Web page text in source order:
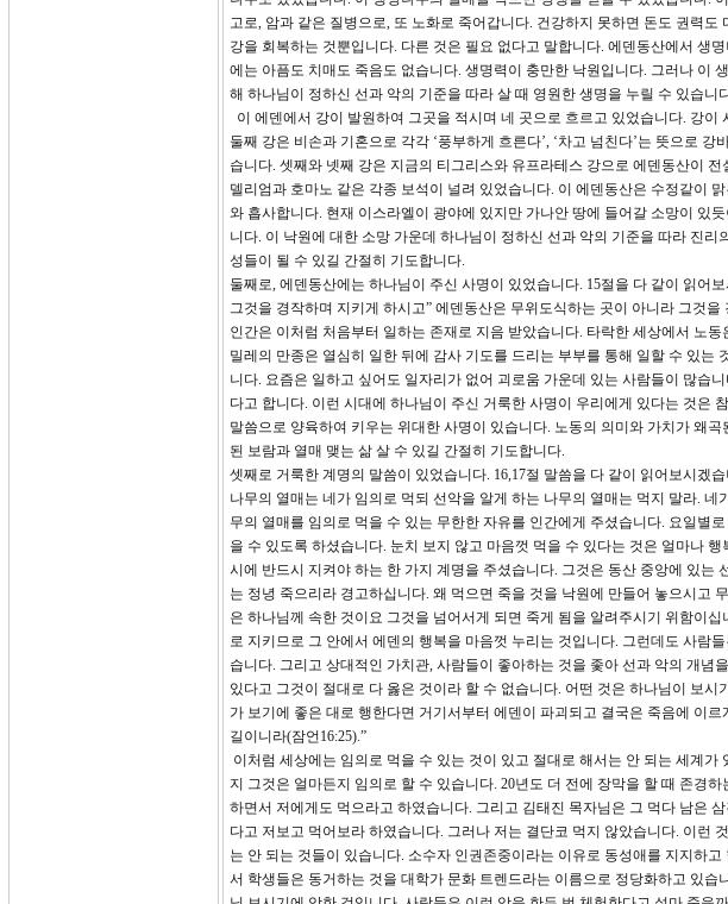
고로, 암과 같은 질병으로, 또 노화로 죽어갑니다. 건강하지 못하면 돈도 권력
강을 회복하는 것뿐입니다. 다른 것은 필요 없다고 말합니다. 에덴동산에서 생
에는 아픔도 치매도 죽음도 없습니다. 생명력이 충만한 낙원입니다. 그러나 이
해 하나님이 정하신 선과 악의 기준을 따라 살 때 영원한 생명을 누릴 수 있습니
이 에덴에서 강이 발원하여 그곳을 적시며 네 곳으로 흐르고 있었습니다. 강
둘째 강은 비손과 기혼으로 각각 ‘풍부하게 흐른다’, ‘차고 넘친다’는 뜻으로
습니다. 셋째와 넷째 강은 지금의 티그리스와 유프라테스 강으로 에덴동산이
델리엄과 호마노 같은 각종 보석이 널려 있었습니다. 이 에덴동산은 수정같이
와 흡사합니다. 현재 이스라엘이 광야에 있지만 가나안 땅에 들어갈 소망이 있
니다. 이 낙원에 대한 소망 가운데 하나님이 정하신 선과 악의 기준을 따라 진
성들이 될 수 있길 간절히 기도합니다.
둘째로, 에덴동산에는 하나님이 주신 사명이 있었습니다. 15절을 다 같이 읽어
그것을 경작하며 지키게 하시고” 에덴동산은 무위도식하는 곳이 아니라 그것
인간은 이처럼 처음부터 일하는 존재로 지음 받았습니다. 타락한 세상에서 노
밀레의 만종은 열심히 일한 뒤에 감사 기도를 드리는 부부를 통해 일할 수 있는
니다. 요즘은 일하고 싶어도 일자리가 없어 괴로움 가운데 있는 사람들이 많습
다고 합니다. 이런 시대에 하나님이 주신 거룩한 사명이 우리에게 있다는 것은
말씀으로 양육하여 키우는 위대한 사명이 있습니다. 노동의 의미와 가치가 왜
된 보람과 열매 맺는 삶 살 수 있길 간절히 기도합니다.
셋째로 거룩한 계명의 말씀이 있었습니다. 16,17절 말씀을 다 같이 읽어보시겠
나무의 열매는 네가 임의로 먹되 선악을 알게 하는 나무의 열매는 먹지 말라.
무의 열매를 임의로 먹을 수 있는 무한한 자유를 인간에게 주셨습니다. 요일별
을 수 있도록 하셨습니다. 눈치 보지 않고 마음껏 먹을 수 있다는 것은 얼마나
시에 반드시 지켜야 하는 한 가지 계명을 주셨습니다. 그것은 동산 중앙에 있는
는 정녕 죽으리라 경고하십니다. 왜 먹으면 죽을 것을 낙원에 만들어 놓으시고
은 하나님께 속한 것이요 그것을 넘어서게 되면 죽게 됨을 알려주시기 위함이
로 지키므로 그 안에서 에덴의 행복을 마음껏 누리는 것입니다. 그런데도 사람
습니다. 그리고 상대적인 가치관, 사람들이 좋아하는 것을 좇아 선과 악의 개념
있다고 그것이 절대로 다 옳은 것이라 할 수 없습니다. 어떤 것은 하나님이 보
가 보기에 좋은 대로 행한다면 거기서부터 에덴이 파괴되고 결국은 죽음에 이
길이니라(잠언16:25).”
이처럼 세상에는 임의로 먹을 수 있는 것이 있고 절대로 해서는 안 되는 세계
지 그것은 얼마든지 임의로 할 수 있습니다. 20년도 더 전에 장막을 할 때 존경
하면서 저에게도 먹으라고 하였습니다. 그리고 김태진 목자님은 그 먹다 남은
다고 저보고 먹어보라 하였습니다. 그러나 저는 결단코 먹지 않았습니다. 이런
는 안 되는 것들이 있습니다. 소수자 인권존중이라는 이유로 동성애를 지지하
서 학생들은 동거하는 것을 대학가 문화 트렌드라는 이름으로 정당화하고 있